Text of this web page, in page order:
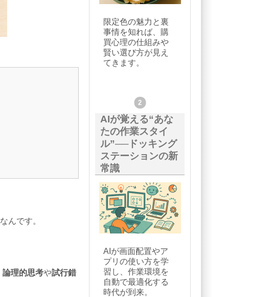
なんです。
論理的思考や試行錯
限定色の魅力と裏
事情を知れば、購
買心理の仕組みや
賢い選び方が見え
てきます。
AIが覚える“あな
たの作業スタイ
ル”──ドッキング
ステーションの新
常識
AIが画面配置やア
プリの使い方を学
習し、作業環境を
自動で最適化する
時代が到来。